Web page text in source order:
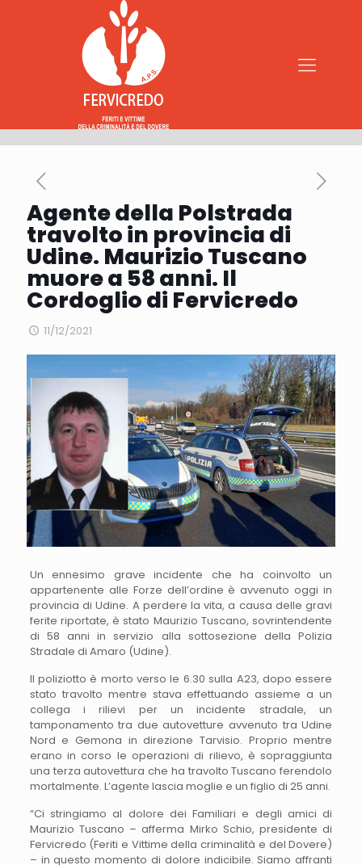
Agente della Polstrada
travolto in provincia di
Udine. Maurizio Tuscano
muore a 58 anni. Il
Cordoglio di Fervicredo
11/12/2021
Un ennesimo grave incidente che ha coinvolto un
appartenente alle Forze dell’ordine è avvenuto oggi in
provincia di Udine. A perdere la vita, a causa delle gravi
ferite riportate, è stato Maurizio Tuscano, sovrintendente
di 58 anni in servizio alla sottosezione della Polizia
Stradale di Amaro (Udine).
Il poliziotto è morto verso le 6.30 sulla A23, dopo essere
stato travolto mentre stava effettuando assieme a un
collega i rilievi per un incidente stradale, un
tamponamento tra due autovetture avvenuto tra Udine
Nord e Gemona in direzione Tarvisio. Proprio mentre
erano in corso le operazioni di rilievo, è sopraggiunta
una terza autovettura che ha travolto Tuscano ferendolo
mortalmente. L’agente lascia moglie e un figlio di 25 anni.
“Ci stringiamo al dolore dei Familiari e degli amici di
Maurizio Tuscano – afferma Mirko Schio, presidente di
Fervicredo (Feriti e Vittime della criminalità e del Dovere)
– in questo momento di dolore indicibile. Siamo affranti